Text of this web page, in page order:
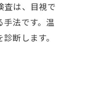
査は、目視で
法です。温
断します。